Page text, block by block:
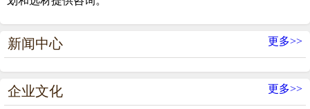
新闻中心 更多>>
企业文化 更多>>